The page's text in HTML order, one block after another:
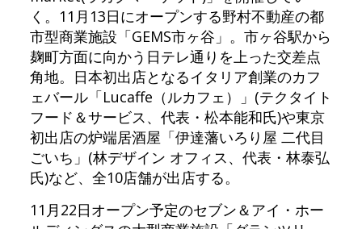
く。11月13日にオープンする野村不動産の都
市型商業施設「GEMS市ヶ谷」。市ヶ谷駅から
麹町方面に向かう日テレ通りを上った交差点
角地。日本初出店となるイタリア創業のカフ
ェバール「Lucaffe（ルカフェ）」(テクタイト
フード＆サービス、代表・松本能和氏)や東京
初出店の炉端居酒屋「伊達藩いろり屋 二代目
ごいち」(林デザイン オフィス、代表・林泰弘
氏)など、全10店舗が出店する。
11月22日オープン予定のセブン＆アイ・ホー